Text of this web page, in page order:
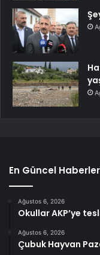
En Güncel Haberler
Ağustos 6, 2026
Okullar AKP’ye
Ağustos 6, 2026
Çubuk Hayvan